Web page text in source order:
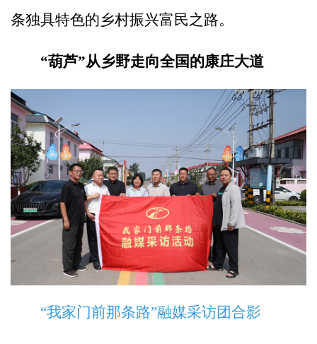
条独具特色的乡村振兴富民之路。
“葫芦”从乡野走向全国的康庄大道
“我家门前那条路”融媒采访团合影